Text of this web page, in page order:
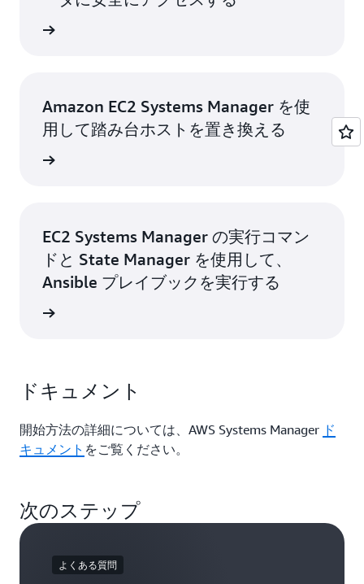
Amazon EC2 Systems Manager を使
用して踏み台ホストを置き換える
EC2 Systems Manager の実行コマン
ドと State Manager を使用して、
Ansible プレイブックを実行する
ドキュメント
開始方法の詳細については、AWS Systems Manager ド
キュメント をご覧ください。
次のステップ
よくある質問